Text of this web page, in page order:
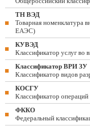
ТН ВЭД
Товарная номенклатура
ЕАЭС)
КУВЭД
Классификатор услуг во
Классификатор ВРИ ЗУ
Классификатор видов
КОСГУ
Классификатор операций
ФККО
Федеральный